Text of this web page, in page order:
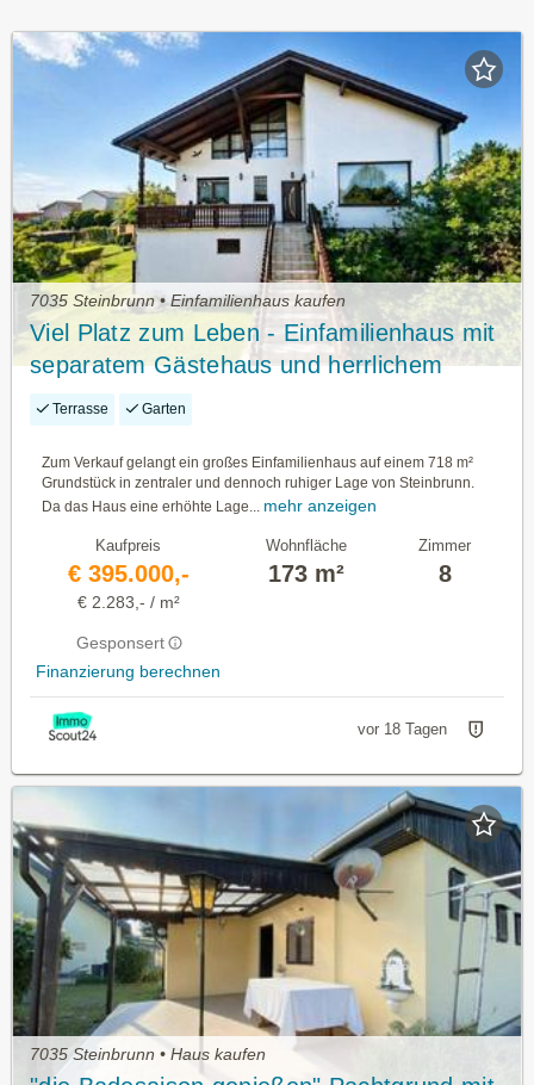
7035 Steinbrunn • Einfamilienhaus kaufen
Viel Platz zum Leben - Einfamilienhaus mit
separatem Gästehaus und herrlichem
Ausblick
Terrasse Garten
Zum Verkauf gelangt ein großes Einfamilienhaus auf einem 718 m²
Grundstück in zentraler und dennoch ruhiger Lage von Steinbrunn.
Da das Haus eine erhöhte Lage... mehr anzeigen
Kaufpreis
€ 395.000,-
€ 2.283,- / m²
Gesponsert
Finanzierung berechnen
Wohnfläche
173 m²
Zimmer
8
vor 18 Tagen
7035 Steinbrunn • Haus kaufen